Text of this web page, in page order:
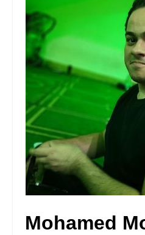
Contacto
Idioma:
Mohamed